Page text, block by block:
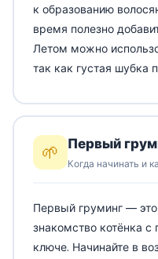
к образованию
время полезно
Летом можно
так как густая шубка
🌱 Первый
Когда начинать и
Первый груминг —
знакомство котёнка
ключе. Начинайте в